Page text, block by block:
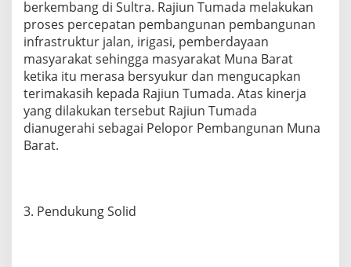
berkembang di Sultra. Rajiun Tumada melakukan
proses percepatan pembangunan pembangunan
infrastruktur jalan, irigasi, pemberdayaan
masyarakat sehingga masyarakat Muna Barat
ketika itu merasa bersyukur dan mengucapkan
terimakasih kepada Rajiun Tumada. Atas kinerja
yang dilakukan tersebut Rajiun Tumada
dianugerahi sebagai Pelopor Pembangunan Muna
Barat.
3. Pendukung Solid